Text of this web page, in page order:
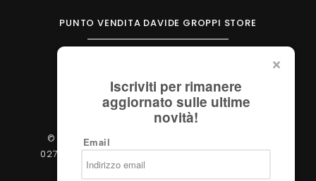
PUNTO VENDITA DAVIDE GROPPI STORE
verona@davidegroppi.store
© 2026 - Perbellini Arredamenti S.r.l. - P.IVA
02783400233 - Via Verdi, 31/A - 37060, Castel
d'Azzano (Verona)
Iscriviti per rimanere
aggiornato sulle ultime
novità!
Email